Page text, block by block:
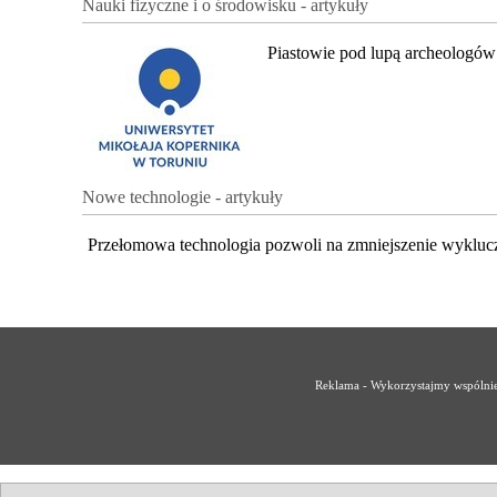
Nauki fizyczne i o środowisku - artykuły
Piastowie pod lupą archeologów
Nowe technologie - artykuły
Przełomowa technologia pozwoli na zmniejszenie
Reklama - Wykorzystajmy